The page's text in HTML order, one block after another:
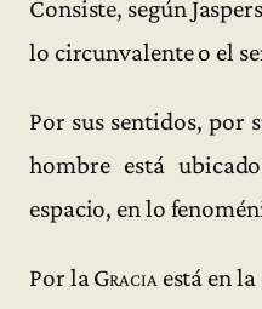
Consiste, según
lo circunvalente o el
Por sus sentidos, por
hombre está
espacio, en lo
Por laGraciaestá en